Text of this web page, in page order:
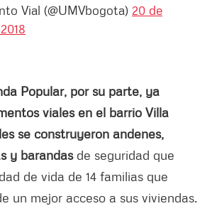
Vial (@UMVbogota) 20 de
Popular, por su parte, ya
viales en el barrio Villa
se construyeron andenes,
y barandas de seguridad que
de vida de 14 familias que
un mejor acceso a sus viviendas.